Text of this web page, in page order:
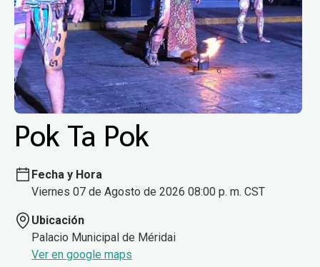
Pok Ta Pok
Fecha y Hora
Viernes 07 de Agosto de 2026 08:00 p. m. CST
Ubicación
Palacio Municipal de Méridai
Ver en google maps